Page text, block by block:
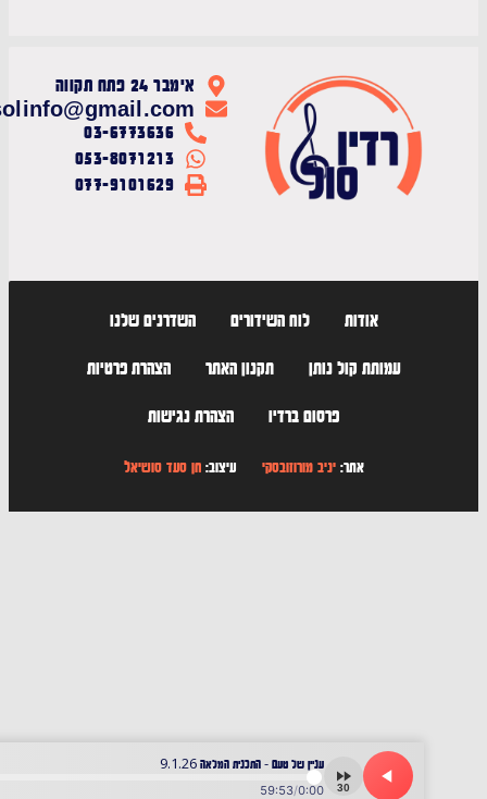
אימבר 24 פתח תקווה
radiosolinfo@gmail.com
03-6773636
053-8071213
077-9101629
לוח השידורים השדרנים שלנו
עמותת קול נותן תקנון האתר הצהרת פרטיות
פרסום ברדיו הצהרת נגישות
יניב מורוזובסקיעיצוב:חן סעד סושיאל
30
עניין של טעם - התכנית המלאה 9.1.26
0:00
59:53